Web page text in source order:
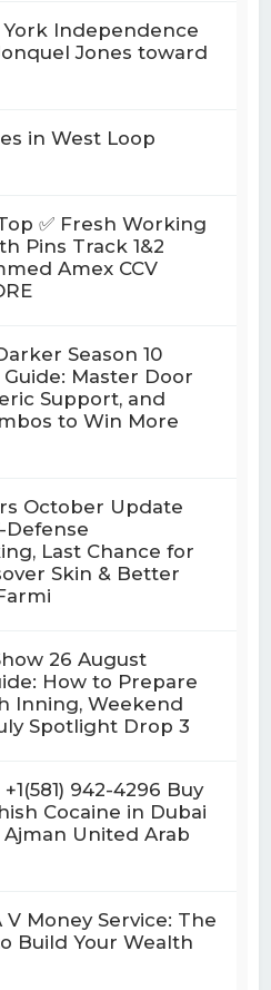
Independence
Jones toward
in West Loop
✅ Fresh Working
Pins Track 1&2
Amex CCV
Season 10
Master Door
Support, and
to Win More
October Update
Defense
Last Chance for
Skin & Better
26 August
How to Prepare
Inning, Weekend
Spotlight Drop 3
942-4296 Buy
Cocaine in Dubai
United Arab
V Money Service: The
Build Your Wealth